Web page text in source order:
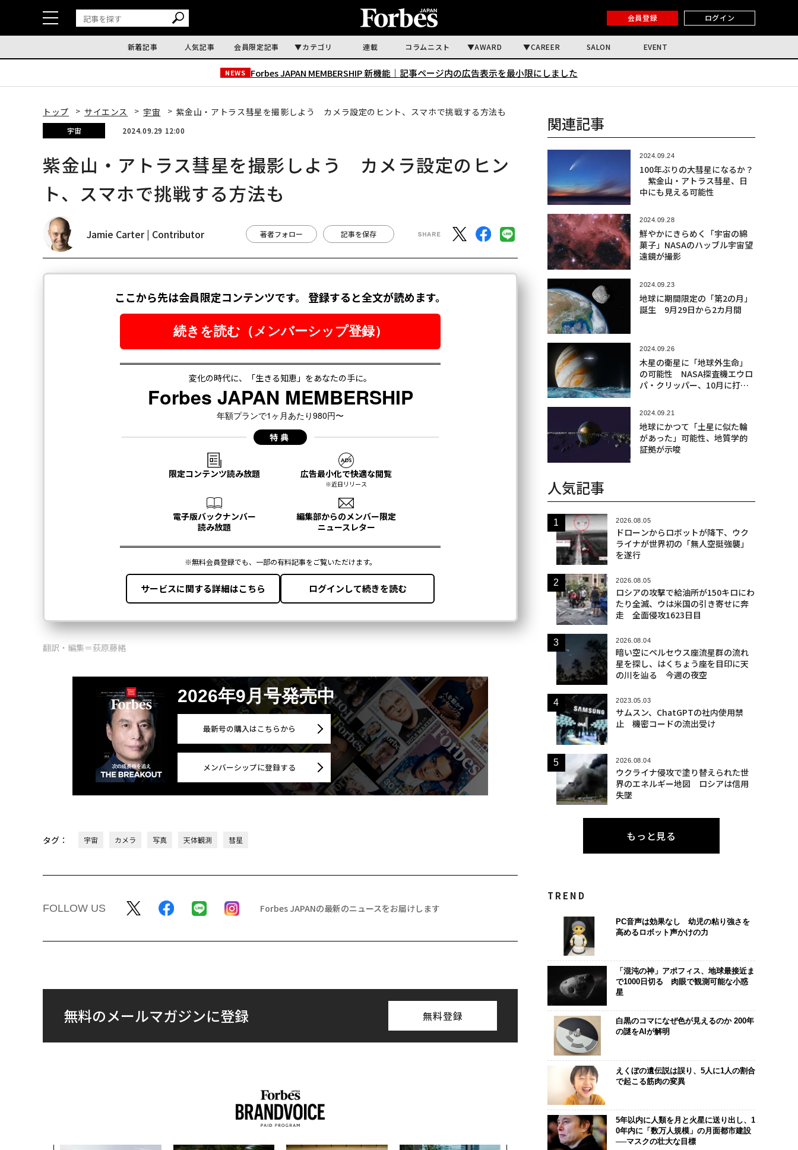
会員登録 ログイン
新着記事 人気記事 会員限定記事 カテゴリ 連載 コラムニスト AWARD CAREER SALON EVENT
NEWS Forbes JAPAN MEMBERSHIP 新機能｜ 記事ページ内の広告表示を最小限にしました
トップ サイエンス 宇宙 紫金山・アトラス彗星を撮影しよう カメラ設定のヒント、スマホで挑戦する方法も
宇宙 2024.09.29 12:00
紫金山・アトラス彗星を撮影しよう カメラ設定のヒン
ト、スマホで挑戦する方法も
Jamie Carter | Contributor 著者フォロー 記事を保存
翻訳・編集＝荻原藤緒
2026年9月号発売中
最新号の購入はこちらから
メンバーシップに登録する
タグ： 宇宙 カメラ 写真 天体観測 彗星
FOLLOW US Forbes JAPANの最新のニュースをお届けします
無料のメールマガジンに登録 無料登録
関連記事
2024.09.24
100年ぶりの大彗星になるか？
紫金山・アトラス彗星、日
中にも見える可能性
2024.09.28
鮮やかにきらめく「宇宙の綿
菓子」NASAのハッブル宇宙望
遠鏡が撮影
2024.09.23
地球に期間限定の「第2の月」
誕生 9月29日から2カ月間
2024.09.26
木星の衛星に「地球外生命」
の可能性 NASA探査機エウロ
パ・クリッパー、10月に打ち
2024.09.21
地球にかつて「土星に似た輪
があった」可能性、地質学的
証拠が示唆
人気記事
2026.08.05
ドローンからロボットが降下、ウク
ライナが世界初の「無人空挺強襲」
を遂行
2026.08.05
ロシアの攻撃で給油所が150キロにわ
たり全滅、ウは米国の引き寄せに奔
走 全面侵攻1623日目
2026.08.04
暗い空にペルセウス座流星群の流れ
星を探し、はくちょう座を目印に天
の川を辿る 今週の夜空
2023.05.03
サムスン、ChatGPTの社内使用禁
止 機密コードの流出受け
2026.08.04
ウクライナ侵攻で塗り替えられた世
界のエネルギー地図 ロシアは信用
失墜
もっと見る
TREND
PC音声は効果なし 幼児の粘り強さを
高めるロボット声かけの力
「混沌の神」アポフィス、地球最接近ま
で1000日切る 肉眼で観測可能な小惑
星
白黒のコマになぜ色が見えるのか 200年
の謎をAIが解明
えくぼの遺伝説は誤り、5人に1人の割合
で起こる筋肉の変異
5年以内に人類を月と火星に送り出し、1
0年内に「数万人規模」の月面都市建設
──マスクの壮大な目標